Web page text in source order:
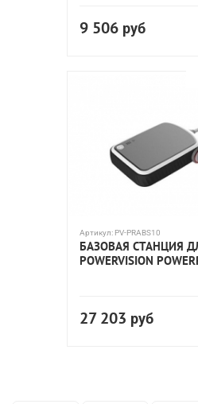
9 506 руб
Артикул: PV-PRABS10
БАЗОВАЯ СТАНЦИЯ
POWERVISION
27 203 руб